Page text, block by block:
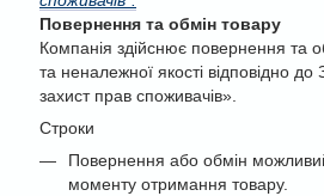
Повернення та обмін товару
Компанія здійснює повернення та
та неналежної якості відповідно
захист прав споживачів».
Строки
Повернення або обмін
моменту отримання товару.